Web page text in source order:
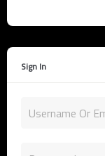
Sign In